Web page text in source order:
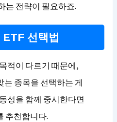
는 전략이 필요하죠.
선택법
적이 다르기 때문에,
는 종목을 선택하는 게
성을 함께 중시한다면
추천합니다.